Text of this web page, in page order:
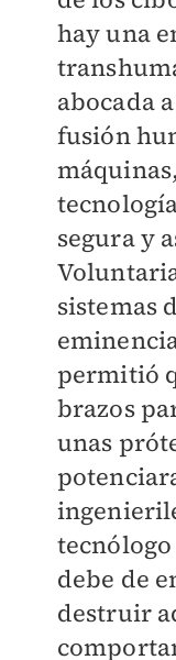
hay una
abocada
fusión
segura y
sistemas
permitió
brazos
unas
debe de
destruir